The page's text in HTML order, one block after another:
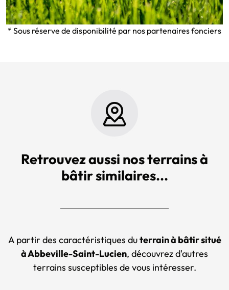
* Sous réserve de disponibilité par nos partenaires fonciers
Retrouvez aussi nos terrains à
bâtir similaires...
A partir des caractéristiques duterrain à bâtir situé
à Abbeville-Saint-Lucien, découvrez d'autres
terrains susceptibles de vous intéresser.